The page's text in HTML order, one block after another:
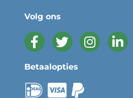
Volg ons
Betaalopties